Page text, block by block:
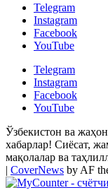
Telegram
Instagram
Facebook
YouTube
Telegram
Instagram
Facebook
YouTube
Ўзбекистон ва
хабарлар! Сиёсат,
мақолалар ва
| CoverNews by AF